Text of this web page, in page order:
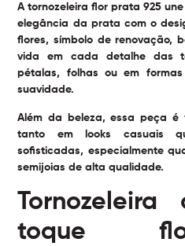
A tornozeleira flor prata 925
elegância da prata com o
flores, símbolo de renovação,
vida em cada detalhe das
pétalas, folhas ou em
suavidade.
Além da beleza, essa peça é
tanto em looks casuais
sofisticadas, especialmente
semijoias de alta qualidade.
toque